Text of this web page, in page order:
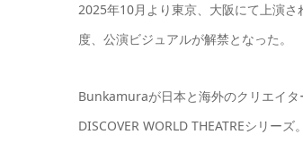
2025年10月より東京、大阪にて上演
度、公演ビジュアルが解禁となった。
Bunkamuraが日本と海外のクリエイ
DISCOVER WORLD THEATREシリーズ。